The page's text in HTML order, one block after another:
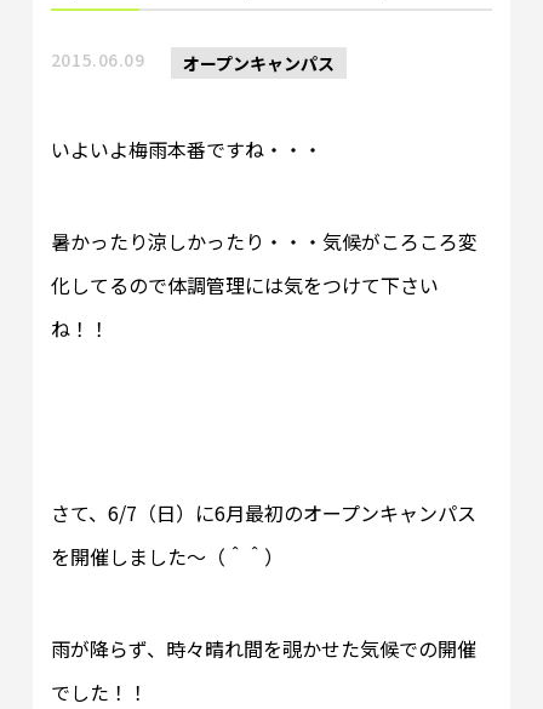
2015.06.09 オープンキャンパス
いよいよ梅雨本番ですね・・・
暑かったり涼しかったり・・・気候がころころ変
化してるので体調管理には気をつけて下さい
ね！！
さて、6/7（日）に6月最初のオープンキャンパス
を開催しました～（＾＾）
雨が降らず、時々晴れ間を覗かせた気候での開催
でした！！